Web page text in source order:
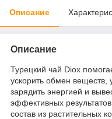
Описание
Описание
Турецкий чай Diox
ускорить обмен веществ,
зарядить энергией и
эффективных
состав из растительных